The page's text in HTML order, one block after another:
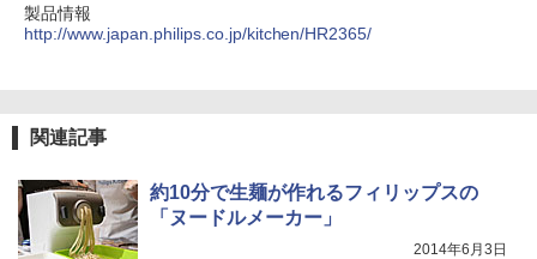
製品情報
http://www.japan.philips.co.jp/kitchen/HR2365/
関連記事
約10分で生麺が作れるフィリップスの
「ヌードルメーカー」
2014年6月3日